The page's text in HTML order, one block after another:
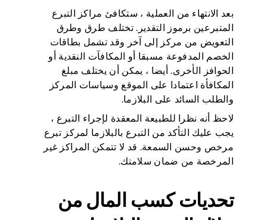
بعد الانتهاء من العملية ، ستكافئ مراكز التبرع
المتبرعين برموز التقدير. تختلف طرق وطرق
التعويض من مركز إلى آخر وقد تشمل بطاقات
الخصم المدفوعة مسبقا أو المكافآت النقدية أو
الحوافز الأخرى. أيضا ، يمكن أن يختلف مبلغ
المكافأة اعتمادا على الموقع وسياسات المركز
والطلب السائد على البلازما.
لاحظ أنه نظرا للطبيعة المعقدة لإجراء التبرع ،
يجب عليك التأكد من التبرع بالبلازما لمركز تبرع
مرخص وحسن السمعة. قد لا تتمكن المراكز غير
المرخصة من ضمان سلامتك.
تحديات كسب المال من